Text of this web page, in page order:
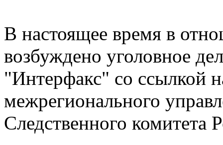
В настоящее время в
возбуждено уголовное
"Интерфакс" со ссылкой
межрегионального
Следственного комитета